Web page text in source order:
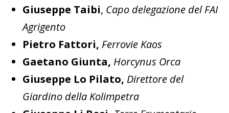
Giuseppe Taibi, Capo delegazione del FAI
Agrigento
Pietro Fattori, Ferrovie Kaos
Gaetano Giunta, Horcynus Orca
Giuseppe Lo Pilato, Direttore del
Giardino della Kolimpetra